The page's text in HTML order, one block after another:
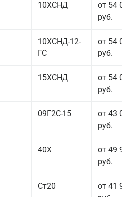
10ХСНД
от 54
руб.
10ХСНД-12-
ГС
от 54
руб.
15ХСНД
от 54
руб.
09Г2С-15
от 43
руб.
40Х
от 49
руб.
Ст20
от 41